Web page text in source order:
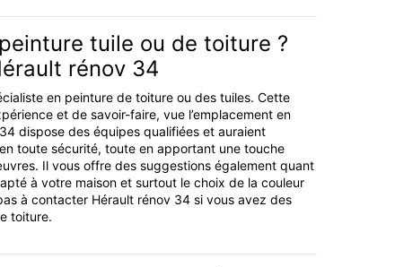
tuile ou de toiture ?
rénov 34
en peinture de toiture ou des tuiles. Cette
et de savoir-faire, vue l’emplacement en
dispose des équipes qualifiées et auraient
toute sécurité, toute en apportant une touche
Il vous offre des suggestions également quant
à votre maison et surtout le choix de la couleur
à contacter Hérault rénov 34 si vous avez des
toiture.